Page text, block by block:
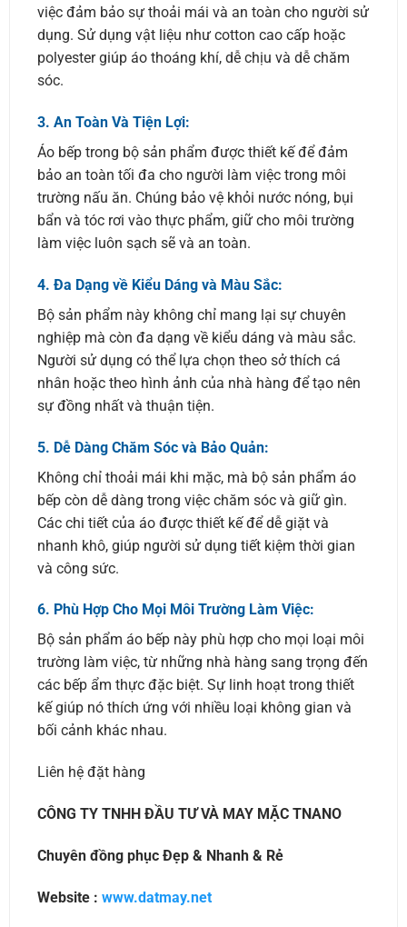
việc đảm bảo sự thoải mái và an toàn cho người sử
dụng. Sử dụng vật liệu như cotton cao cấp hoặc
polyester giúp áo thoáng khí, dễ chịu và dễ chăm
sóc.
3. An Toàn Và Tiện Lợi:
Áo bếp trong bộ sản phẩm được thiết kế để đảm
bảo an toàn tối đa cho người làm việc trong môi
trường nấu ăn. Chúng bảo vệ khỏi nước nóng, bụi
bẩn và tóc rơi vào thực phẩm, giữ cho môi trường
làm việc luôn sạch sẽ và an toàn.
4. Đa Dạng về Kiểu Dáng và Màu Sắc:
Bộ sản phẩm này không chỉ mang lại sự chuyên
nghiệp mà còn đa dạng về kiểu dáng và màu sắc.
Người sử dụng có thể lựa chọn theo sở thích cá
nhân hoặc theo hình ảnh của nhà hàng để tạo nên
sự đồng nhất và thuận tiện.
5. Dễ Dàng Chăm Sóc và Bảo Quản:
Không chỉ thoải mái khi mặc, mà bộ sản phẩm áo
bếp còn dễ dàng trong việc chăm sóc và giữ gìn.
Các chi tiết của áo được thiết kế để dễ giặt và
nhanh khô, giúp người sử dụng tiết kiệm thời gian
và công sức.
6. Phù Hợp Cho Mọi Môi Trường Làm Việc:
Bộ sản phẩm áo bếp này phù hợp cho mọi loại môi
trường làm việc, từ những nhà hàng sang trọng đến
các bếp ẩm thực đặc biệt. Sự linh hoạt trong thiết
kế giúp nó thích ứng với nhiều loại không gian và
bối cảnh khác nhau.
Liên hệ đặt hàng
CÔNG TY TNHH ĐẦU TƯ VÀ MAY MẶC TNANO
Chuyên đồng phục Đẹp & Nhanh & Rẻ
Website : www.datmay.net